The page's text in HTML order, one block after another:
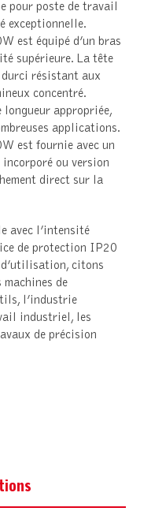
pour poste de travail
exceptionnelle.
est équipé d’un bras
supérieure. La tête
durci résistant aux
concentré.
longueur appropriée,
applications.
est fournie avec un
ou version
direct sur la
avec l’intensité
de protection IP20
citons
machines de
l’industrie
industriel, les
de précision